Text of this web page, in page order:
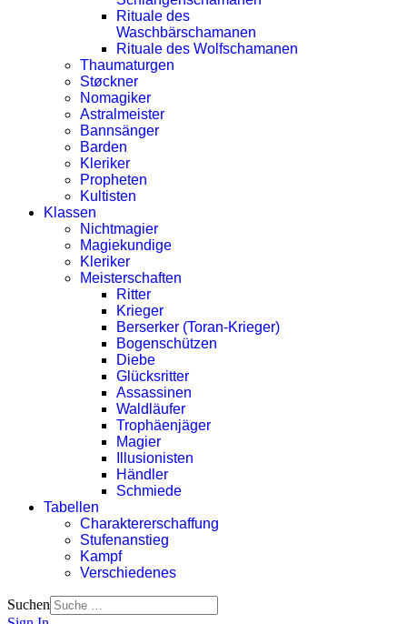
Rituale des
Waschbärschamanen
Rituale des Wolfschamanen
Thaumaturgen
Støckner
Nomagiker
Astralmeister
Bannsänger
Barden
Kleriker
Propheten
Kultisten
Klassen
Nichtmagier
Magiekundige
Kleriker
Meisterschaften
Ritter
Krieger
Berserker (Toran-Krieger)
Bogenschützen
Diebe
Glücksritter
Assassinen
Waldläufer
Trophäenjäger
Magier
Illusionisten
Händler
Schmiede
Tabellen
Charaktererschaffung
Stufenanstieg
Kampf
Verschiedenes
Suchen